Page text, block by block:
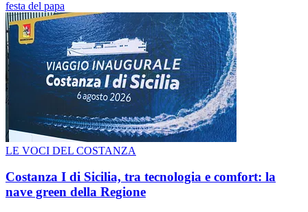
festa del papa
LE VOCI DEL COSTANZA
Costanza I di Sicilia, tra tecnologia e comfort: la
nave green della Regione